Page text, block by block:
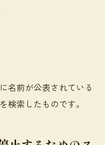
名前が公表されている
検索したものです。